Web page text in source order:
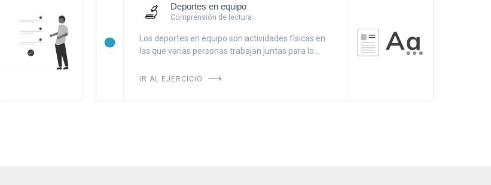
Deportes en equipo
Comprensión de lectura
Los deportes en equipo son actividades físicas en
las que varias personas trabajan juntas para lo...
IR AL EJERCICIO